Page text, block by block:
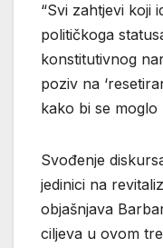
“Svi zahtjevi koji
političkoga
konstitutivnog
poziv na
kako bi se moglo
Svođenje
jedinici na
objašnjava
ciljeva u ovom